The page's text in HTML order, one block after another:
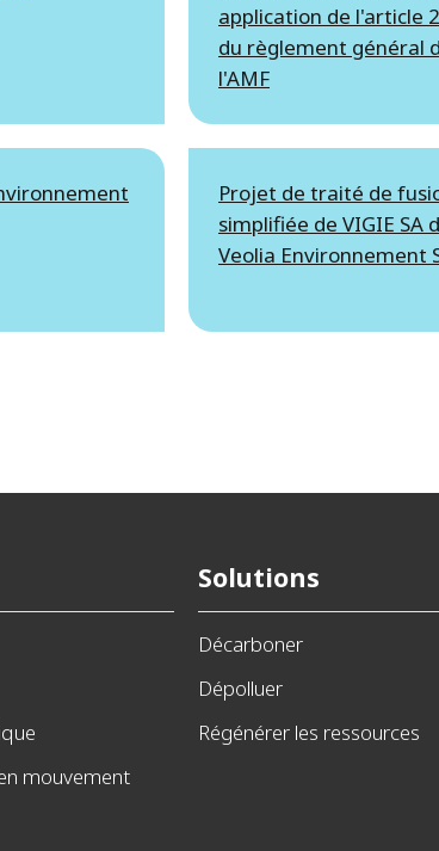
application de l'article
du règlement général
l'AMF
Projet de traité de
simplifiée de VIGIE SA
Veolia Environnement
mouvement
Solutions
Décarboner
Dépolluer
Régénérer les ressources